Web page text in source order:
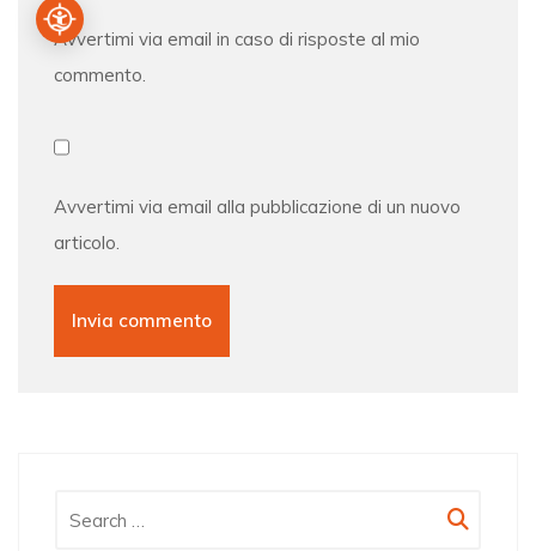
Avvertimi via email in caso di risposte al mio
commento.
Avvertimi via email alla pubblicazione di un nuovo
articolo.